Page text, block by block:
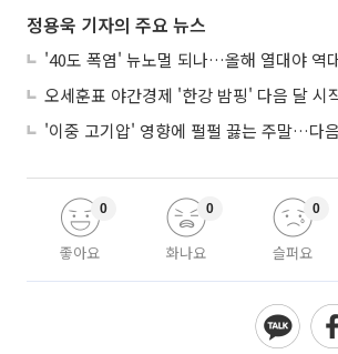
정용욱 기자의 주요 뉴스
좋아요
0
화나요
0
슬퍼요
0